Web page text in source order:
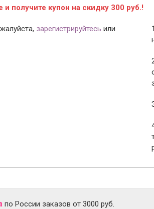
получите купон на скидку 300 руб.!
зарегистрируйтесь или
по России заказов от 3000 руб.